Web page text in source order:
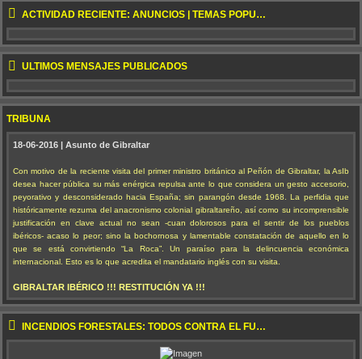
ACTIVIDAD RECIENTE: ANUNCIOS | TEMAS POPULARES | NUEVOS TEMAS
ÚLTIMOS MENSAJES PUBLICADOS
TRIBUNA
18-06-2016 | Asunto de Gibraltar
Con motivo de la reciente visita del primer ministro británico al Peñón de Gibraltar, la AsIb
desea hacer pública su más enérgica repulsa ante lo que considera un gesto accesorio,
peyorativo y desconsiderado hacia España; sin parangón desde 1968. La perfidia que
históricamente rezuma del anacronismo colonial gibraltareño, así como su incomprensible
justificación en clave actual no sean -cuan dolorosos para el sentir de los pueblos
ibéricos- acaso lo peor; sino la bochornosa y lamentable constatación de aquello en lo
que se está convirtiendo “La Roca”. Un paraíso para la delincuencia económica
internacional. Esto es lo que acredita el mandatario inglés con su visita.
GIBRALTAR IBÉRICO !!! RESTITUCIÓN YA !!!
INCENDIOS FORESTALES: TODOS CONTRA EL FUEGO !!!